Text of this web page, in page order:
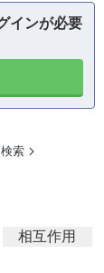
インが必要
索
相互作用